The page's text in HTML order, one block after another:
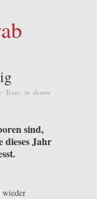
Texte, in denen
sind,
dieses Jahr